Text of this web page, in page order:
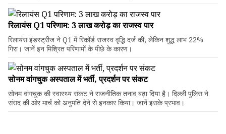
रिलायंस Q1 परिणाम: ₹3 लाख करोड़ का राजस्व पार
रिलायंस इंडस्ट्रीज ने Q1 में रिकॉर्ड राजस्व वृद्धि दर्ज की, लेकिन शुद्ध लाभ 22%
गिरा। जानें इन मिश्रित परिणामों के पीछे के कारण।
सोनम वांगचुक अस्पताल में भर्ती, प्रदर्शन पर संकट
सोनम वांगचुक की स्वास्थ्य संकट ने राजनीतिक तनाव बढ़ा दिया है। दिल्ली पुलिस ने
संसद की ओर मार्च को अनुमति देने से इनकार किया। जानें इसके प्रभाव।